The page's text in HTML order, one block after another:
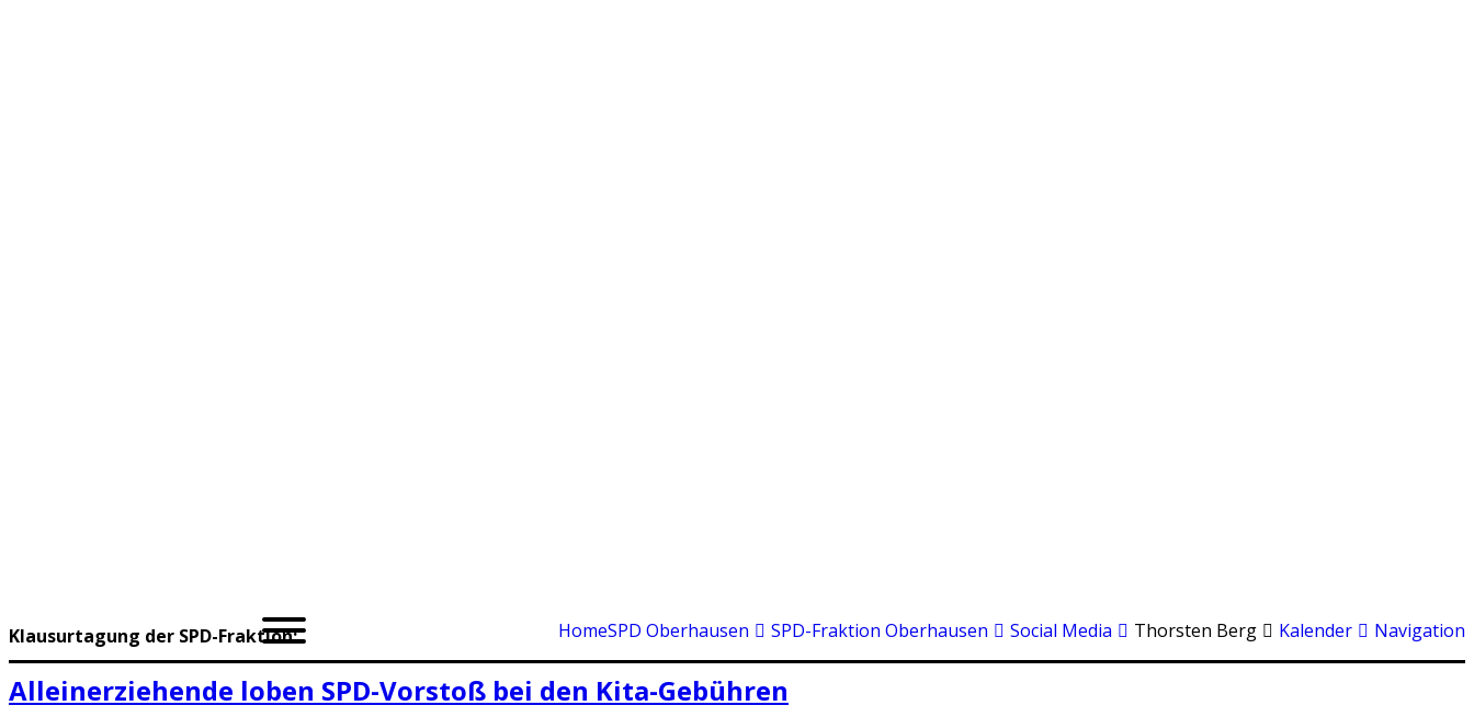
HomeSPD Oberhausen SPD-Fraktion Oberhausen Social Media Thorsten Berg Kalender Navigation
Klausurtagung der SPD-Fraktion:
Alleinerziehende loben SPD-Vorstoß bei den Kita-Gebühren